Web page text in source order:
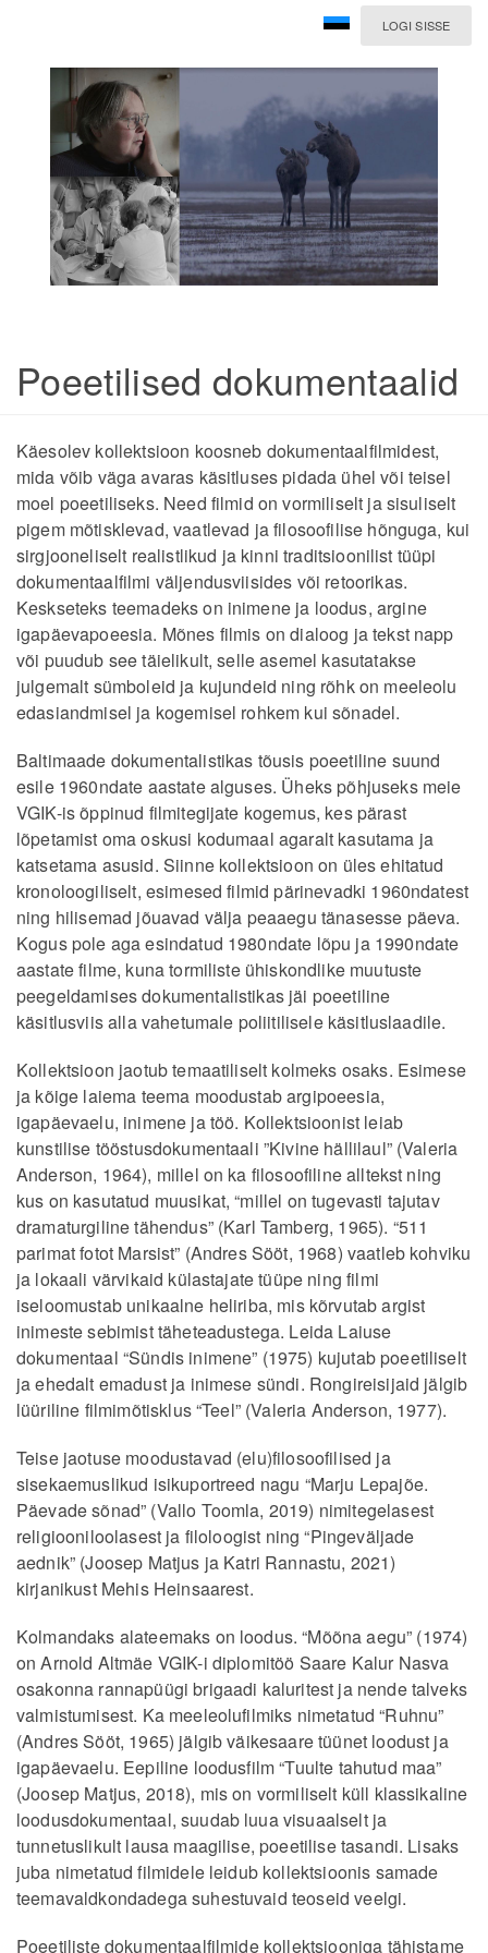
LOGI SISSE
Poeetilised dokumentaalid
Käesolev kollektsioon koosneb dokumentaalfilmidest,
mida võib väga avaras käsitluses pidada ühel või teisel
moel poeetiliseks. Need filmid on vormiliselt ja sisuliselt
pigem mõtisklevad, vaatlevad ja filosoofilise hõnguga, kui
sirgjooneliselt realistlikud ja kinni traditsioonilist tüüpi
dokumentaalfilmi väljendusviisides või retoorikas.
Keskseteks teemadeks on inimene ja loodus, argine
igapäevapoeesia. Mõnes filmis on dialoog ja tekst napp
või puudub see täielikult, selle asemel kasutatakse
julgemalt sümboleid ja kujundeid ning rõhk on meeleolu
edasiandmisel ja kogemisel rohkem kui sõnadel.
Baltimaade dokumentalistikas tõusis poeetiline suund
esile 1960ndate aastate alguses. Üheks põhjuseks meie
VGIK-is õppinud filmitegijate kogemus, kes pärast
lõpetamist oma oskusi kodumaal agaralt kasutama ja
katsetama asusid. Siinne kollektsioon on üles ehitatud
kronoloogiliselt, esimesed filmid pärinevadki 1960ndatest
ning hilisemad jõuavad välja peaaegu tänasesse päeva.
Kogus pole aga esindatud 1980ndate lõpu ja 1990ndate
aastate filme, kuna tormiliste ühiskondlike muutuste
peegeldamises dokumentalistikas jäi poeetiline
käsitlusviis alla vahetumale poliitilisele käsitluslaadile.
Kollektsioon jaotub temaatiliselt kolmeks osaks. Esimese
ja kõige laiema teema moodustab argipoeesia,
igapäevaelu, inimene ja töö. Kollektsioonist leiab
kunstilise tööstusdokumentaali ”Kivine hällilaul” (Valeria
Anderson, 1964), millel on ka filosoofiline alltekst ning
kus on kasutatud muusikat, “millel on tugevasti tajutav
dramaturgiline tähendus” (Karl Tamberg, 1965). “511
parimat fotot Marsist” (Andres Sööt, 1968) vaatleb kohviku
ja lokaali värvikaid külastajate tüüpe ning filmi
iseloomustab unikaalne heliriba, mis kõrvutab argist
inimeste sebimist täheteadustega. Leida Laiuse
dokumentaal “Sündis inimene” (1975) kujutab poeetiliselt
ja ehedalt emadust ja inimese sündi. Rongireisijaid jälgib
lüüriline filmimõtisklus “Teel” (Valeria Anderson, 1977).
Teise jaotuse moodustavad (elu)filosoofilised ja
sisekaemuslikud isikuportreed nagu “Marju Lepajõe.
Päevade sõnad” (Vallo Toomla, 2019) nimitegelasest
religiooniloolasest ja filoloogist ning “Pingeväljade
aednik” (Joosep Matjus ja Katri Rannastu, 2021)
kirjanikust Mehis Heinsaarest.
Kolmandaks alateemaks on loodus. “Mõõna aegu” (1974)
on Arnold Altmäe VGIK-i diplomitöö Saare Kalur Nasva
osakonna rannapüügi brigaadi kaluritest ja nende talveks
valmistumisest. Ka meeleolufilmiks nimetatud “Ruhnu”
(Andres Sööt, 1965) jälgib väikesaare tüünet loodust ja
igapäevaelu. Eepiline loodusfilm “Tuulte tahutud maa”
(Joosep Matjus, 2018), mis on vormiliselt küll klassikaline
loodusdokumentaal, suudab luua visuaalselt ja
tunnetuslikult lausa maagilise, poeetilise tasandi. Lisaks
juba nimetatud filmidele leidub kollektsioonis samade
teemavaldkondadega suhestuvaid teoseid veelgi.
Poeetiliste dokumentaalfilmide kollektsiooniga tähistame